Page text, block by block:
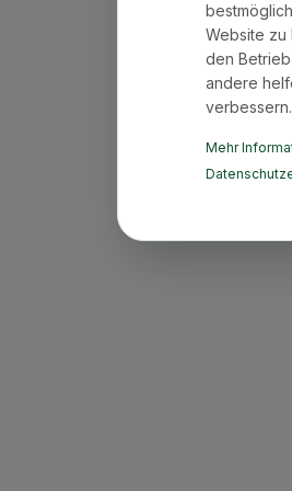
Website zu
den
andere
verbessern.
Mehr